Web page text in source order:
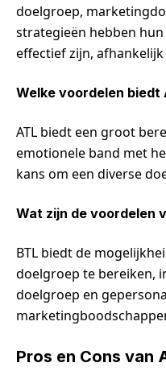
doelgroep,
strategieën hebben
effectief zijn,
Welke voordelen biedt
ATL biedt een groot
emotionele band met
kans om een diverse
Wat zijn de voordelen
BTL biedt de
doelgroep te bereiken,
doelgroep en
Pros en Cons van